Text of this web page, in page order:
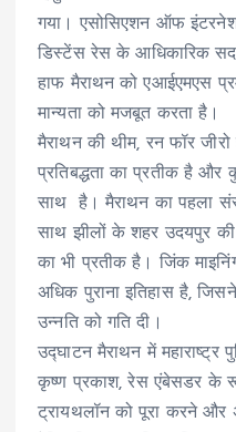
गया। एसोसिएशन ऑफ
डिस्टेंस रेस के आधिकारिक
हाफ मैराथन को एआईएमएस
मान्यता को मजबूत करता है।
मैराथन की थीम, रन फॉर जीरो
प्रतिबद्धता का प्रतीक है
साथ है। मैराथन का पहला
साथ झीलों के शहर उदयपुर
का भी प्रतीक है। जिंक
अधिक पुराना इतिहास है,
उन्नति को गति दी।
उद्घाटन मैराथन में
कृष्ण प्रकाश, रेस एंबेसडर के
ट्रायथलॉन को पूरा करने और